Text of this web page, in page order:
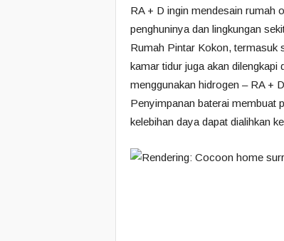
RA + D ingin mendesain rumah
penghuninya dan lingkungan
Rumah Pintar Kokon, termasuk
kamar tidur juga akan
menggunakan hidrogen – RA +
Penyimpanan baterai membuat
kelebihan daya dapat dialihkan